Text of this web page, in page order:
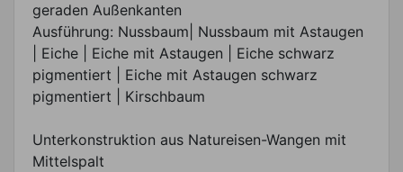
geraden Außenkanten
Ausführung: Nussbaum| Nussbaum mit Astaugen
| Eiche | Eiche mit Astaugen | Eiche schwarz
pigmentiert | Eiche mit Astaugen schwarz
pigmentiert | Kirschbaum
Unterkonstruktion aus Natureisen-Wangen mit
Mittelspalt